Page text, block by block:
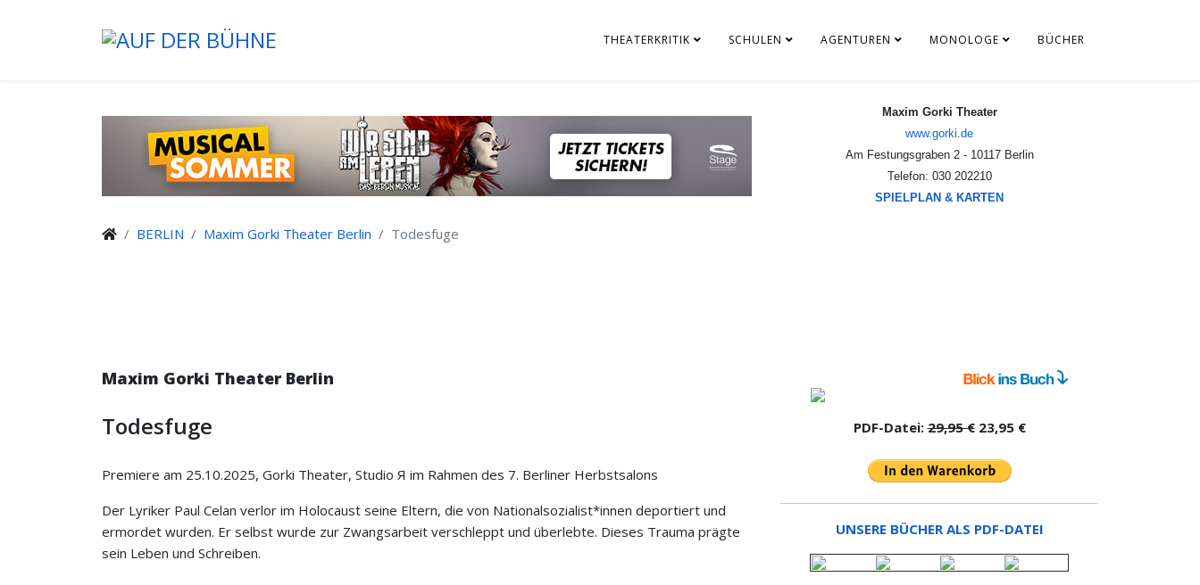
THEATERKRITIK SCHULEN AGENTUREN MONOLOGE BÜCHER
Maxim Gorki Theater
www.gorki.de
Am Festungsgraben 2 - 10117 Berlin
Telefon: 030 202210
SPIELPLAN & KARTEN
BERLIN Maxim Gorki Theater Berlin Todesfuge
Maxim Gorki Theater Berlin
Todesfuge
Premiere am 25.10.2025, Gorki Theater, Studio Я im Rahmen des 7. Berliner Herbstsalons
Der Lyriker Paul Celan verlor im Holocaust seine Eltern, die von Nationalsozialist*innen deportiert und
ermordet wurden. Er selbst wurde zur Zwangsarbeit verschleppt und überlebte. Dieses Trauma prägte
sein Leben und Schreiben.
PDF-Datei:29,95 €23,95 €
UNSERE BÜCHER ALS PDF-DATEI